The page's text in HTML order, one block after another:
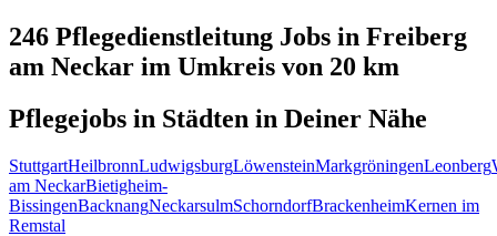
246 Pflegedienstleitung Jobs in Freiberg
am Neckar im Umkreis von 20 km
Pflegejobs in Städten in Deiner Nähe
StuttgartHeilbronnLudwigsburgLöwensteinMarkgröningenLeonberg
am NeckarBietigheim-
BissingenBacknangNeckarsulmSchorndorfBrackenheimKernen im
Remstal